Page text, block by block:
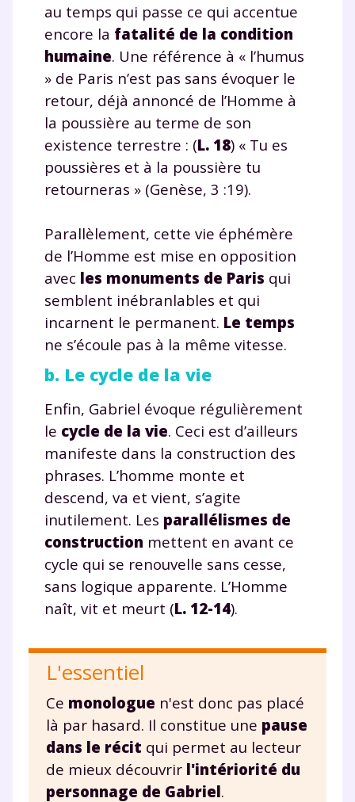
au temps qui passe ce qui accentue
encore la fatalité de la condition
humaine. Une référence à « l’humus
» de Paris n’est pas sans évoquer le
retour, déjà annoncé de l’Homme à
la poussière au terme de son
existence terrestre : (L. 18) « Tu es
poussières et à la poussière tu
retourneras » (Genèse, 3 :19).
Parallèlement, cette vie éphémère
de l’Homme est mise en opposition
avec les monuments de Paris qui
semblent inébranlables et qui
incarnent le permanent. Le temps
ne s’écoule pas à la même vitesse.
b. Le cycle de la vie
Enfin, Gabriel évoque régulièrement
le cycle de la vie. Ceci est d’ailleurs
manifeste dans la construction des
phrases. L’homme monte et
descend, va et vient, s’agite
inutilement. Les parallélismes de
construction mettent en avant ce
cycle qui se renouvelle sans cesse,
sans logique apparente. L’Homme
naît, vit et meurt (L. 12-14).
L'essentiel
Ce monologue n'est donc pas placé
là par hasard. Il constitue une pause
dans le récit qui permet au lecteur
de mieux découvrir l'intériorité du
personnage de Gabriel.